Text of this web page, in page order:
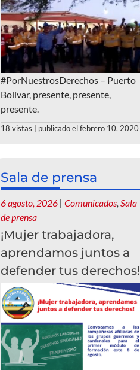
#PorNuestrosDerechos – Puerto
Bolívar, presente, presente,
presente.
18 vistas publicado el febrero 10, 2020
Sala de prensa
6 agosto, 2026 | Comunicados, Sala
de prensa
¡Mujer trabajadora,
aprendamos juntos a
defender tus derechos!